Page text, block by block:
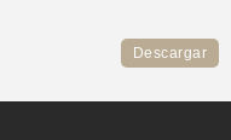
Descargar